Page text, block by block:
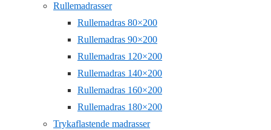
Rullemadrasser
Rullemadras 80×200
Rullemadras 90×200
Rullemadras 120×200
Rullemadras 140×200
Rullemadras 160×200
Rullemadras 180×200
Trykaflastende madrasser